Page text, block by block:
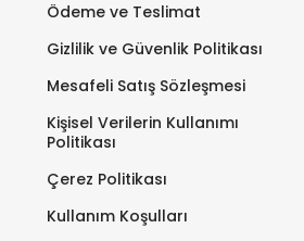
Ödeme ve Teslimat
Gizlilik ve Güvenlik Politikası
Mesafeli Satış Sözleşmesi
Kişisel Verilerin Kullanımı
Politikası
Çerez Politikası
Kullanım Koşulları